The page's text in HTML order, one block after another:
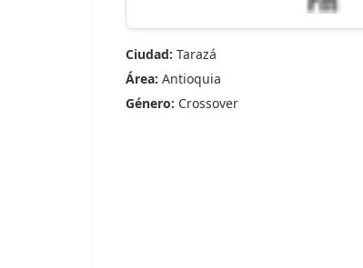
Ciudad: Tarazá
Área: Antioquia
Género: Crossover